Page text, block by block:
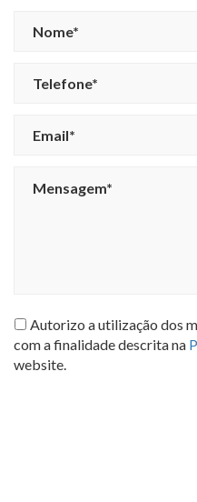
Autorizo a utilização dos
com a finalidade descrita na
website.